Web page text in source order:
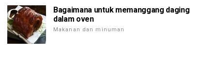
Bagaimana untuk memanggang daging
dalam oven
Makanan dan minuman